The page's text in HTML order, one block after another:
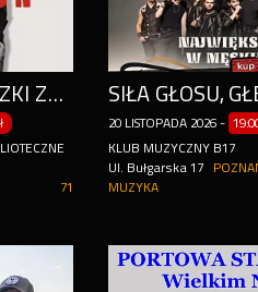
(EX DŻEM) JACEK DEWÓDZKI ZNÓW ŚPIEWA DŻEM
71
SIŁA GŁOSU,
20 LISTOPADA 2026 -
KLUB MUZYCZNY B17
Ul. Bułgarska 17
MUZYKA